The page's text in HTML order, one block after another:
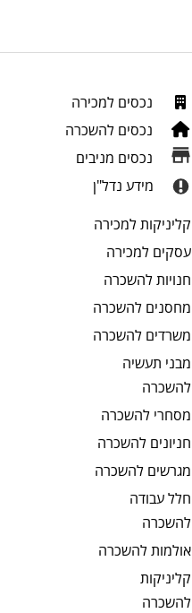
נכסים למכירה
נכסים להשכרה
נכסים מניבים
מידע נדל"ן
קליניקותלמכירה
עסקים למכירה
חנויותלהשכרה
מחסנים להשכרה
משרדים להשכרה
מבני תעשיה
להשכרה
מסחרי להשכרה
חניונים להשכרה
מגרשים להשכרה
חלל עבודה
להשכרה
אולמותלהשכרה
קליניקות
להשכרה